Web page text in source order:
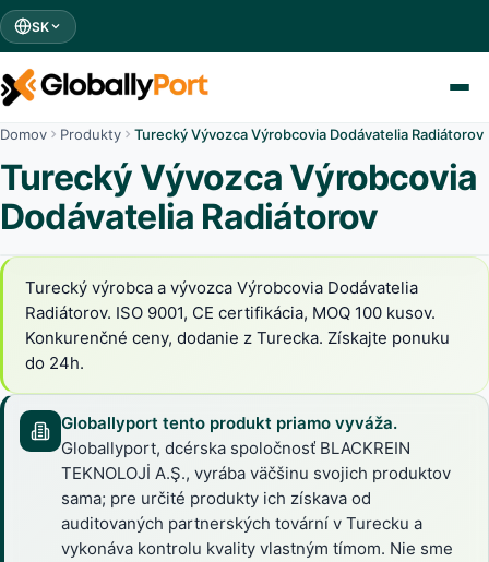
SK
Domov Produkty Turecký Vývozca Výrobcovia Dodávatelia Radiátorov
Turecký Vývozca Výrobcovia
Dodávatelia Radiátorov
Turecký výrobca a vývozca Výrobcovia Dodávatelia
Radiátorov. ISO 9001, CE certifikácia, MOQ 100 kusov.
Konkurenčné ceny, dodanie z Turecka. Získajte ponuku
do 24h.
Globallyport tento produkt priamo vyváža.
Globallyport, dcérska spoločnosť BLACKREIN
TEKNOLOJİ A.Ş., vyrába väčšinu svojich produktov
sama; pre určité produkty ich získava od
auditovaných partnerských tovární v Turecku a
vykonáva kontrolu kvality vlastným tímom. Nie sme